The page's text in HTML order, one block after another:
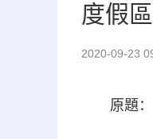
度假區
2020-09-23
原題：長